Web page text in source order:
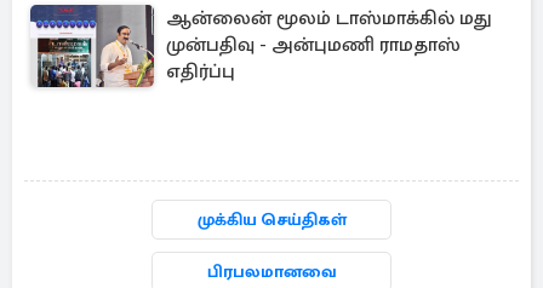
ஆன்லைன் மூலம் டாஸ்மாக்கில் மது
முன்பதிவு - அன்புமணி ராமதாஸ்
எதிர்ப்பு
முக்கிய செய்திகள்
பிரபலமானவை